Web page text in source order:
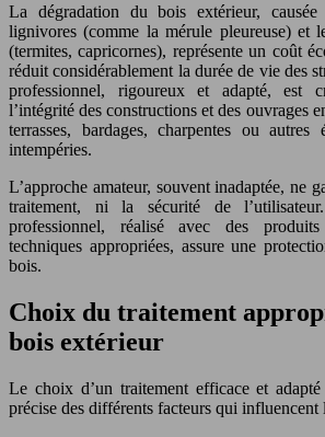
La dégradation du bois extérieur,
lignivores (comme la mérule pleureuse) et
(termites, capricornes), représente un coût
réduit considérablement la durée de vie des
professionnel, rigoureux et adapté, est
l’intégrité des constructions et des ouvrages
terrasses, bardages, charpentes ou autres
intempéries.
L’approche amateur, souvent inadaptée, ne
traitement, ni la sécurité de
professionnel, réalisé avec des
techniques appropriées, assure une
bois.
Choix du traitement
bois extérieur
Le choix d’un traitement efficace et adapté
précise des différents facteurs qui influencent